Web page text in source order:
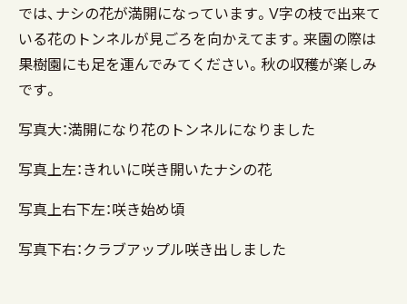
では、ナシの花が満開になっています。V字の枝で出来て
いる花のトンネルが見ごろを向かえてます。来園の際は
果樹園にも足を運んでみてください。秋の収穫が楽しみ
です。
写真大：満開になり花のトンネルになりました
写真上左：きれいに咲き開いたナシの花
写真上右下左：咲き始め頃
写真下右：クラブアップル咲き出しました